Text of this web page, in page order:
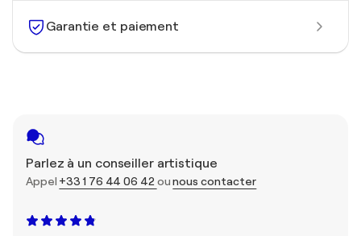
Garantie et paiement
Parlez à un conseiller artistique
Appel +33 1 76 44 06 42 ounous contacter